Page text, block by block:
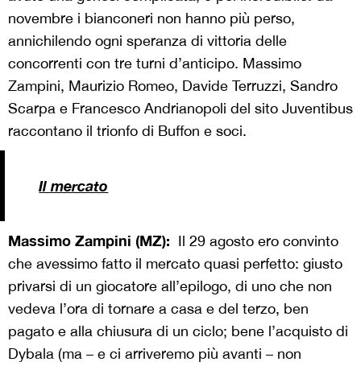
novembre i bianconeri non hanno più perso,
annichilendo ogni speranza di vittoria delle
concorrenti con tre turni d’anticipo. Massimo
Zampini, Maurizio Romeo, Davide Terruzzi, Sandro
Scarpa e Francesco Andrianopoli del sito Juventibus
raccontano il trionfo di Buffon e soci.
Il mercato
Massimo Zampini (MZ): Il 29 agosto ero convinto
che avessimo fatto il mercato quasi perfetto: giusto
privarsi di un giocatore all’epilogo, di uno che non
vedeva l’ora di tornare a casa e del terzo, ben
pagato e alla chiusura di un ciclo; bene l’acquisto di
Dybala (ma – e ci arriveremo più avanti – non